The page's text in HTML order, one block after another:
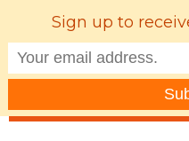
Sign up to